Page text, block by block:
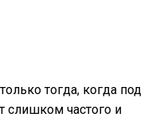
тогда, когда под
слишком частого и